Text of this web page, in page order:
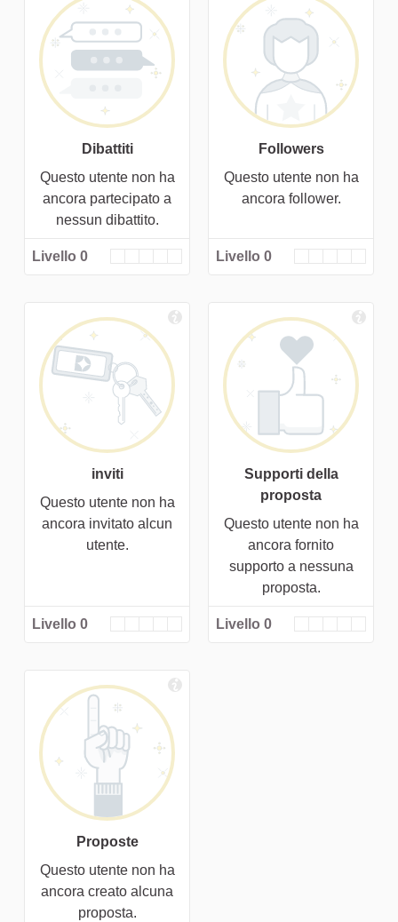
Dibattiti
Questo utente non ha
ancora partecipato a
nessun dibattito.
Livello 0
Followers
Questo utente non ha
ancora follower.
Livello 0
inviti
Questo utente non ha
ancora invitato alcun
utente.
Livello 0
Supporti della
proposta
Questo utente non ha
ancora fornito
supporto a nessuna
proposta.
Livello 0
Proposte
Questo utente non ha
ancora creato alcuna
proposta.